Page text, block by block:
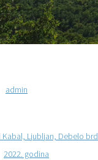
admin
Kabal, Ljubljan, Debelo
2022. godina